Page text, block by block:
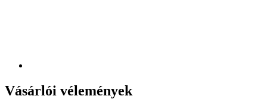
Vásárlói vélemények